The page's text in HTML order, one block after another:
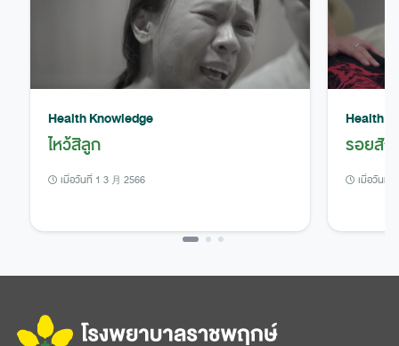
Health Knowledge
ไหว้สิลูก
เมื่อวันที่ 1 3 月 2566
Health
รอยสัก
เมื่อวันที่